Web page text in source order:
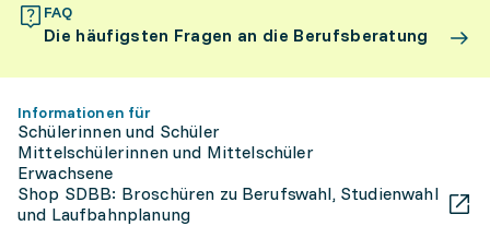
FAQ
Die häufigsten Fragen an die Berufsberatung
Informationen für
Schülerinnen und Schüler
Mittelschülerinnen und Mittelschüler
Erwachsene
Shop SDBB: Broschüren zu Berufswahl, Studienwahl
und Laufbahnplanung